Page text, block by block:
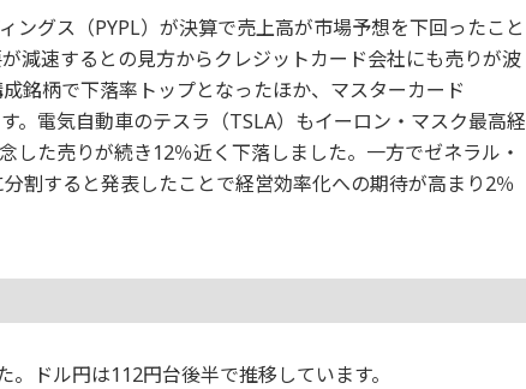
ングス（PYPL）が決算で売上高が市場予想を下回ったこと
減速するとの見方からクレジットカード会社にも売りが波
銘柄で下落率トップとなったほか、マスターカード
。電気自動車のテスラ（TSLA）もイーロン・マスク最高経
した売りが続き12％近く下落しました。一方でゼネラル・
割すると発表したことで経営効率化への期待が高まり2％
ドル円は112円台後半で推移しています。